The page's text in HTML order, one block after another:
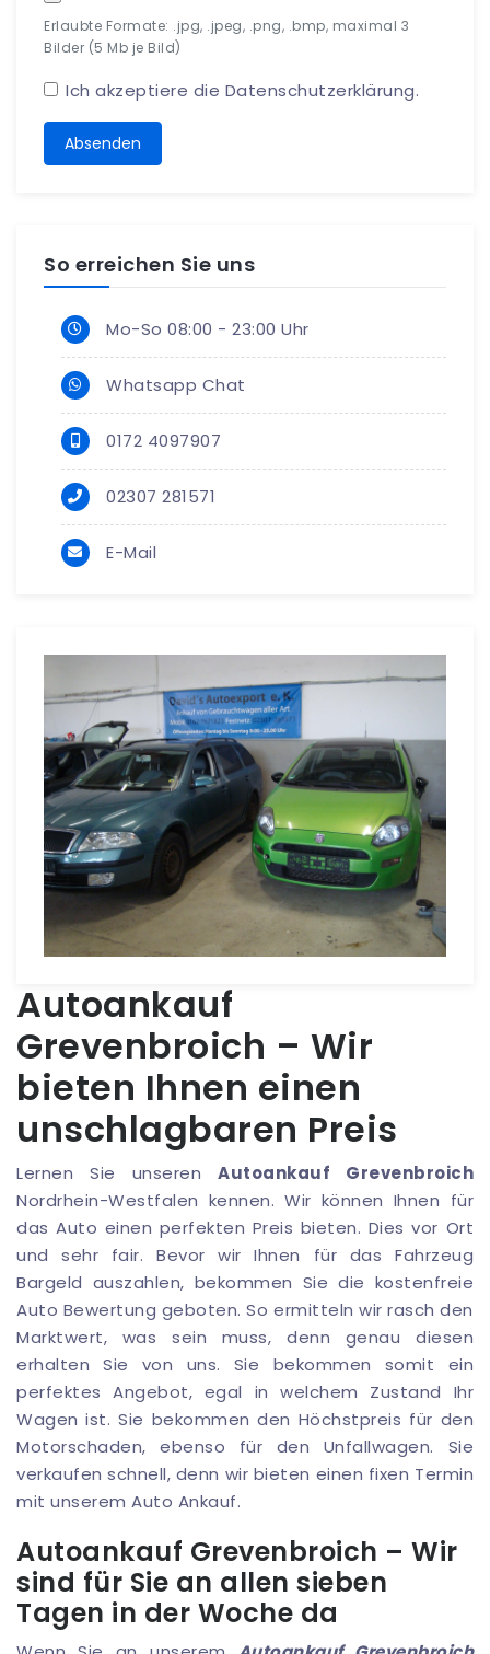
Erlaubte Formate: .jpg, .jpeg, .png, .bmp, maximal 3
Bilder (5 Mb je Bild)
Ich akzeptiere die Datenschutzerklärung.
Absenden
So erreichen Sie uns
Mo-So 08:00 - 23:00 Uhr
Whatsapp Chat
0172 4097907
02307 281571
E-Mail
Autoankauf
Grevenbroich – Wir
bieten Ihnen einen
unschlagbaren Preis
Lernen Sie unseren Autoankauf Grevenbroich
Nordrhein-Westfalen kennen. Wir können Ihnen für
das Auto einen perfekten Preis bieten. Dies vor Ort
und sehr fair. Bevor wir Ihnen für das Fahrzeug
Bargeld auszahlen, bekommen Sie die kostenfreie
Auto Bewertung geboten. So ermitteln wir rasch den
Marktwert, was sein muss, denn genau diesen
erhalten Sie von uns. Sie bekommen somit ein
perfektes Angebot, egal in welchem Zustand Ihr
Wagen ist. Sie bekommen den Höchstpreis für den
Motorschaden, ebenso für den Unfallwagen. Sie
verkaufen schnell, denn wir bieten einen fixen Termin
mit unserem Auto Ankauf.
Autoankauf Grevenbroich – Wir
sind für Sie an allen sieben
Tagen in der Woche da